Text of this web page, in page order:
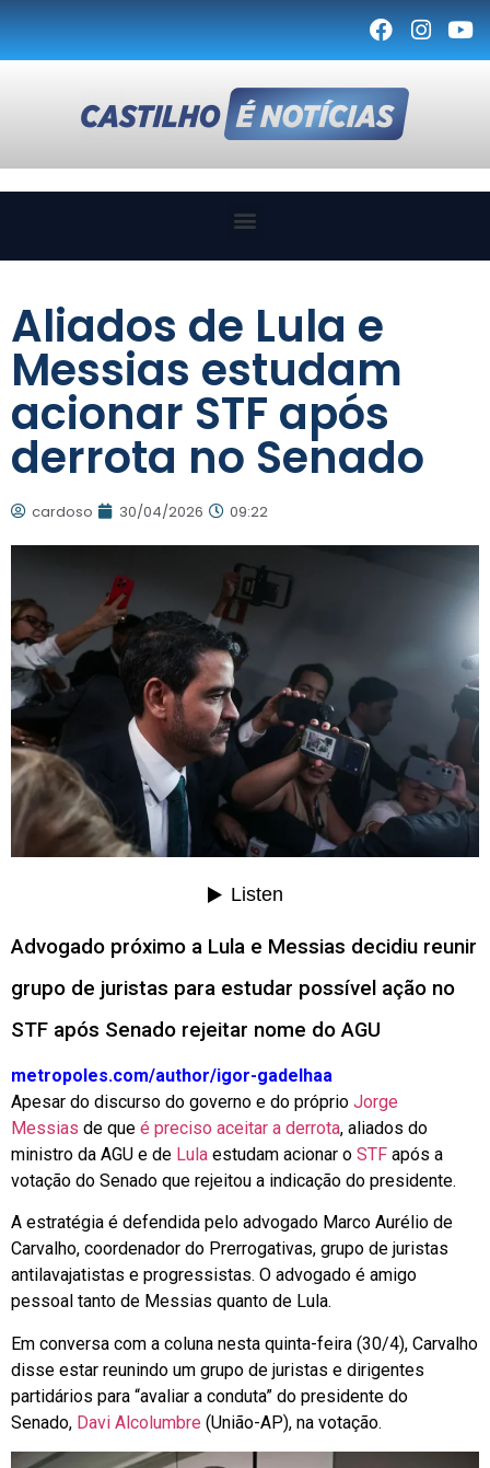
Aliados de Lula e
Messias estudam
acionar STF após
derrota no Senado
cardoso 30/04/2026 09:22
Advogado próximo a Lula e Messias decidiu reunir
grupo de juristas para estudar possível ação no
STF após Senado rejeitar nome do AGU
metropoles.com/author/igor-gadelhaa
Apesar do discurso do governo e do próprio Jorge
Messias de que é preciso aceitar a derrota, aliados do
ministro da AGU e de Lula estudam acionar o STF após a
votação do Senado que rejeitou a indicação do presidente.
A estratégia é defendida pelo advogado Marco Aurélio de
Carvalho, coordenador do Prerrogativas, grupo de juristas
antilavajatistas e progressistas. O advogado é amigo
pessoal tanto de Messias quanto de Lula.
Em conversa com a coluna nesta quinta-feira (30/4), Carvalho
disse estar reunindo um grupo de juristas e dirigentes
partidários para “avaliar a conduta” do presidente do
Senado, Davi Alcolumbre (União-AP), na votação.